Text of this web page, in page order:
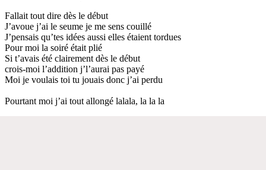
Fallait tout dire dès le début
J’avoue j’ai le seume je me sens couillé
J’pensais qu’tes idées aussi elles étaient tordues
Pour moi la soiré était plié
Si t’avais été clairement dès le début
crois-moi l’addition j’l’aurai pas payé
Moi je voulais toi tu jouais donc j’ai perdu
Pourtant moi j’ai tout allongé lalala, la la la